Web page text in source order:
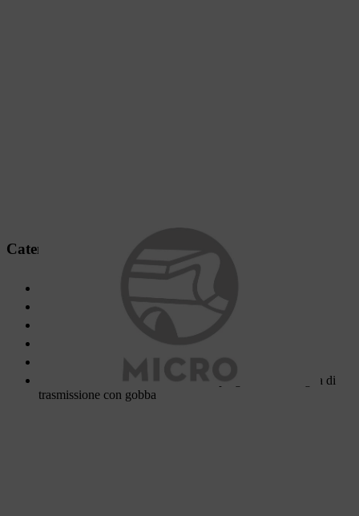
Catena Micro
Affilatura di lunga durata
Alta qualità di taglio, comportamento di taglio morbido
Costruita per durare e facile da affilare con precisione
Minime vibrazioni
è anche a basso contraccolpo grazie alla maglia di
trasmissione con gobba